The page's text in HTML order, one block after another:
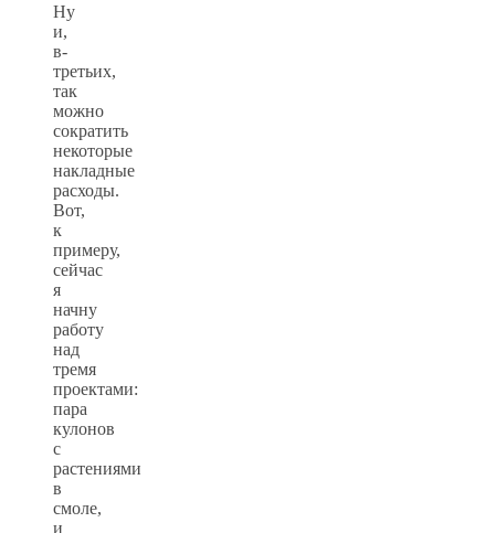
Ну
и,
в-
третьих,
так
можно
сократить
некоторые
накладные
расходы.
Вот,
к
примеру,
сейчас
я
начну
работу
над
тремя
проектами:
пара
кулонов
с
растениями
в
смоле,
и